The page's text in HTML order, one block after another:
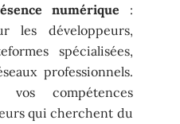
numérique :
les développeurs,
spécialisées,
professionnels.
compétences
qui cherchent du